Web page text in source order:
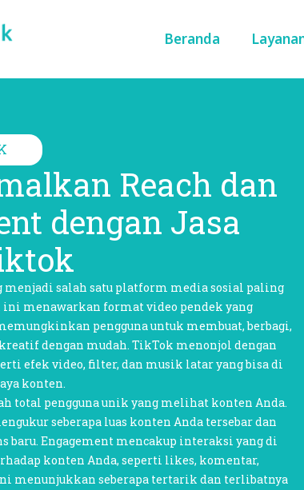
Beranda
Reach dan
dengan Jasa
salah satu platform media sosial paling
menawarkan format video pendek yang
pengguna untuk membuat, berbagi,
dengan mudah. TikTok menonjol dengan
efek video, filter, dan musik latar yang bisa di
konten.
total pengguna unik yang melihat konten Anda.
seberapa luas konten Anda tersebar dan
baru. Engagement mencakup interaksi yang di
konten Anda, seperti likes, komentar,
menunjukkan seberapa tertarik dan terlibatnya